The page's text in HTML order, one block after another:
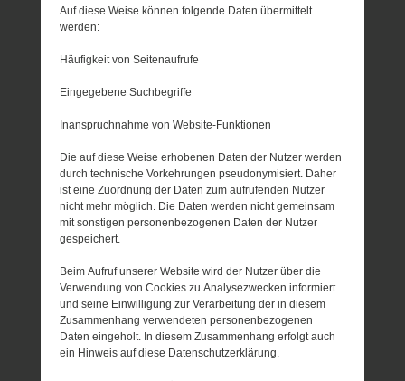
Auf diese Weise können folgende Daten übermittelt
werden:
Häufigkeit von Seitenaufrufe
Eingegebene Suchbegriffe
Inanspruchnahme von Website-Funktionen
Die auf diese Weise erhobenen Daten der Nutzer werden
durch technische Vorkehrungen pseudonymisiert. Daher
ist eine Zuordnung der Daten zum aufrufenden Nutzer
nicht mehr möglich. Die Daten werden nicht gemeinsam
mit sonstigen personenbezogenen Daten der Nutzer
gespeichert.
Beim Aufruf unserer Website wird der Nutzer über die
Verwendung von Cookies zu Analysezwecken informiert
und seine Einwilligung zur Verarbeitung der in diesem
Zusammenhang verwendeten personenbezogenen
Daten eingeholt. In diesem Zusammenhang erfolgt auch
ein Hinweis auf diese Datenschutzerklärung.